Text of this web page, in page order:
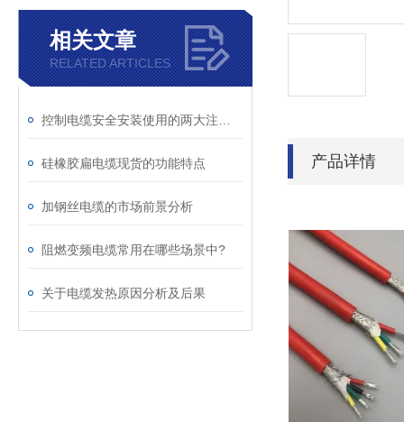
相关文章
RELATED ARTICLES
硅橡胶扁电缆现货的功能特点
加钢丝电缆的市场前景分析
阻燃变频电缆常用在哪些场景中?
关于电缆发热原因分析及后果
产品详情